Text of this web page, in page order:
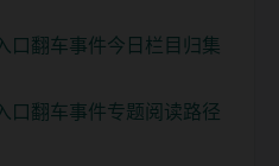
口翻车事件今日栏目归集
口翻车事件专题阅读路径